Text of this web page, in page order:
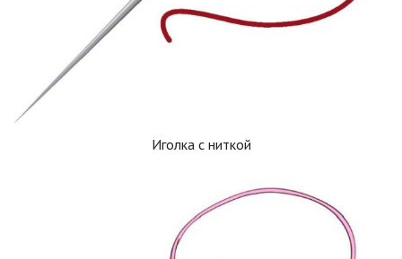
Иголка с ниткой